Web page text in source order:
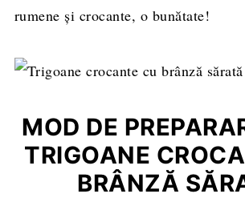
rumene și crocante, o bunătate!
MOD DE
TRIGOANE
BRÂNZĂ